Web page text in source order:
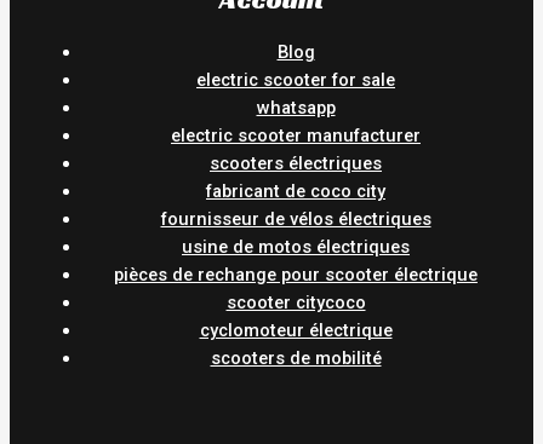
Blog
electric scooter for sale
whatsapp
electric scooter manufacturer
scooters électriques
fabricant de coco city
fournisseur de vélos électriques
usine de motos électriques
pièces de rechange pour scooter électrique
scooter citycoco
cyclomoteur électrique
scooters de mobilité